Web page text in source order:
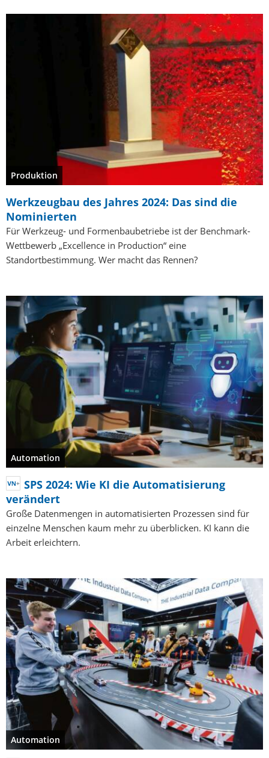
Produktion
Werkzeugbau des Jahres 2024: Das sind die
Nominierten
Für Werkzeug- und Formenbaubetriebe ist der Benchmark-
Wettbewerb „Excellence in Production“ eine
Standortbestimmung. Wer macht das Rennen?
Automation
SPS 2024: Wie KI die Automatisierung
verändert
Große Datenmengen in automatisierten Prozessen sind für
einzelne Menschen kaum mehr zu überblicken. KI kann die
Arbeit erleichtern.
Automation